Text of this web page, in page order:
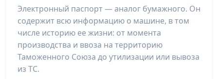
Электронный паспорт — аналог бумажного. Он
содержит всю информацию о машине, в том
числе историю ее жизни: от момента
производства и ввоза на территорию
Таможенного Союза до утилизации или вывоза
из ТС.